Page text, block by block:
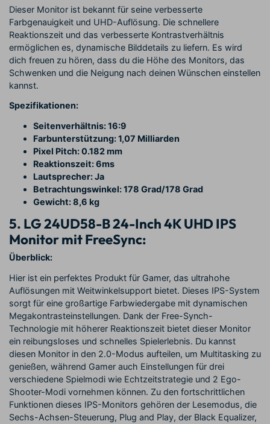
Dieser Monitor ist bekannt für seine verbesserte
Farbgenauigkeit und UHD-Auflösung. Die schnellere
Reaktionszeit und das verbesserte Kontrastverhältnis
ermöglichen es, dynamische Bilddetails zu liefern. Es wird
dich freuen zu hören, dass du die Höhe des Monitors, das
Schwenken und die Neigung nach deinen Wünschen einstellen
kannst.
Spezifikationen:
Seitenverhältnis: 16:9
Farbunterstützung: 1,07 Milliarden
Pixel Pitch: 0.182 mm
Reaktionszeit: 6ms
Lautsprecher: Ja
Betrachtungswinkel: 178 Grad/178 Grad
Gewicht: 8,6 kg
5. LG 24UD58-B 24-Inch 4K UHD IPS
Monitor mit FreeSync:
Überblick:
Hier ist ein perfektes Produkt für Gamer, das ultrahohe
Auflösungen mit Weitwinkelsupport bietet. Dieses IPS-System
sorgt für eine großartige Farbwiedergabe mit dynamischen
Megakontrasteinstellungen. Dank der Free-Synch-
Technologie mit höherer Reaktionszeit bietet dieser Monitor
ein reibungsloses und schnelles Spielerlebnis. Du kannst
diesen Monitor in den 2.0-Modus aufteilen, um Multitasking zu
genießen, während Gamer auch Einstellungen für drei
verschiedene Spielmodi wie Echtzeitstrategie und 2 Ego-
Shooter-Modi vornehmen können. Zu den fortschrittlichen
Funktionen dieses IPS-Monitors gehören der Lesemodus, die
Sechs-Achsen-Steuerung, Plug and Play, der Black Equalizer,